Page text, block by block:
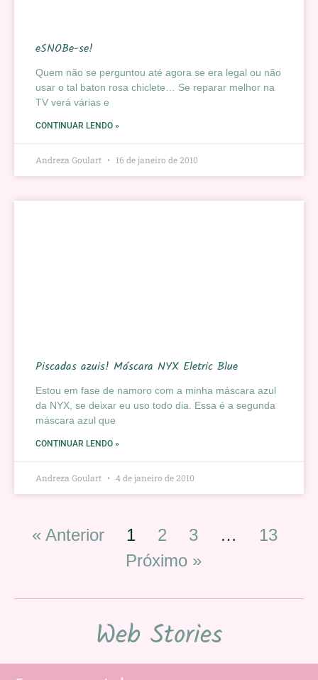
eSNOBe-se!
Quem não se perguntou até agora se era legal ou não
usar o tal baton rosa chiclete… Se reparar melhor na
TV verá várias e
CONTINUAR LENDO »
Andreza Goulart 16 de janeiro de 2010
Piscadas azuis! Máscara NYX Eletric Blue
Estou em fase de namoro com a minha máscara azul
da NYX, se deixar eu uso todo dia. Essa é a segunda
máscara azul que
CONTINUAR LENDO »
Andreza Goulart 4 de janeiro de 2010
« Anterior 1 2 3 …
13
Próximo »
Web Stories